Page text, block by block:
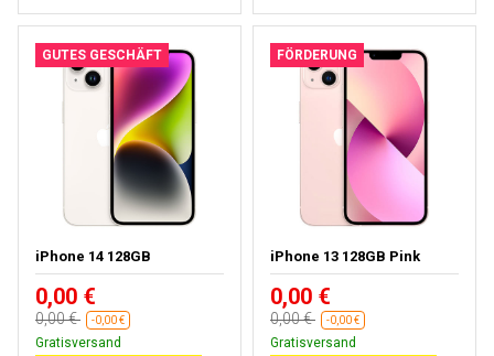
GUTES GESCHÄFT
iPhone 14 128GB
0,00 €
0,00 € -0,00 €
Gratisversand
FÖRDERUNG
iPhone 13 128GB Pink
0,00 €
0,00 € -0,00 €
Gratisversand